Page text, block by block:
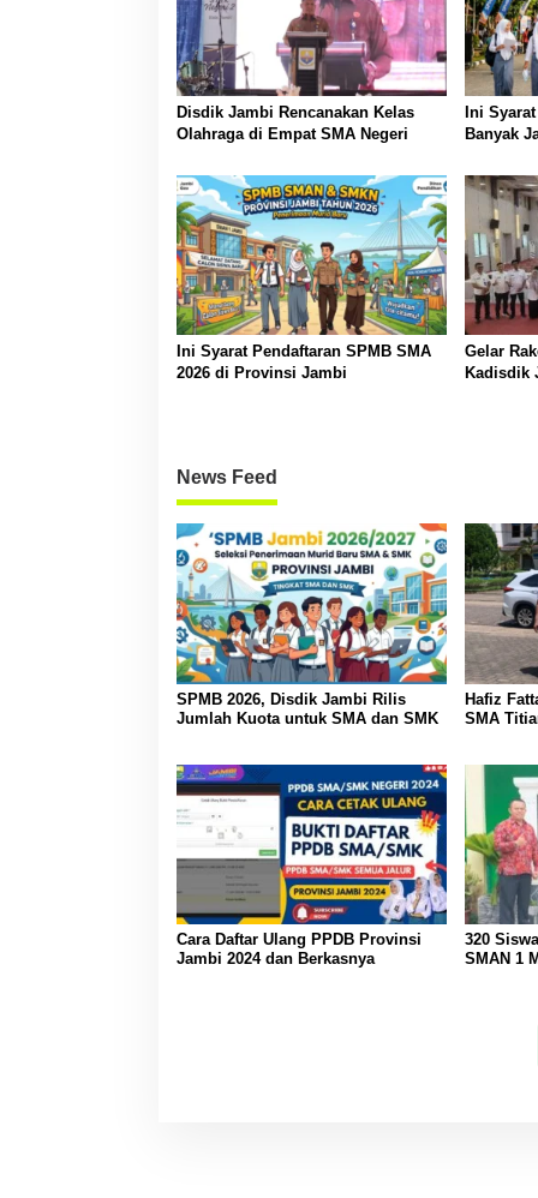
Disdik Jambi Rencanakan Kelas
Olahraga di Empat SMA Negeri
Ini
Banyak
Ini Syarat Pendaftaran SPMB SMA
2026 di Provinsi Jambi
Gelar
Kadisdik
News Feed
SPMB 2026, Disdik Jambi Rilis
Jumlah Kuota untuk SMA dan SMK
Hafiz
SMA
Cara Daftar Ulang PPDB Provinsi
Jambi 2024 dan Berkasnya
320
SMAN 1